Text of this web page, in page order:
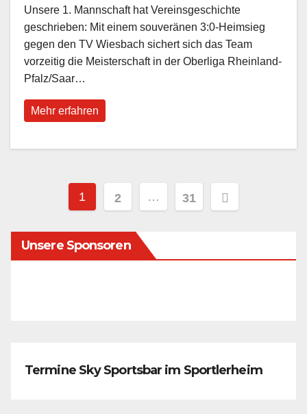
Unsere 1. Mannschaft hat Vereinsgeschichte
geschrieben: Mit einem souveränen 3:0-Heimsieg
gegen den TV Wiesbach sichert sich das Team
vorzeitig die Meisterschaft in der Oberliga Rheinland-
Pfalz/Saar…
Mehr erfahren
Seitennummerierung
der
Beiträge
1 2 … 31
Unsere Sponsoren
Termine Sky Sportsbar im Sportlerheim